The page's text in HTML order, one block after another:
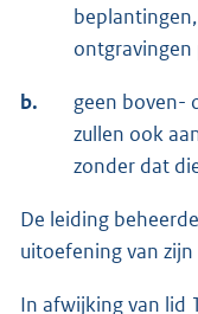
b.
geen boven-
zullen ook
zonder dat
De leiding
uitoefening van
In afwijking van lid